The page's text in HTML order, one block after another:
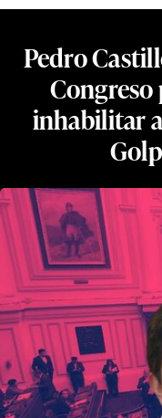
Pedro
Congreso
inhabilitar